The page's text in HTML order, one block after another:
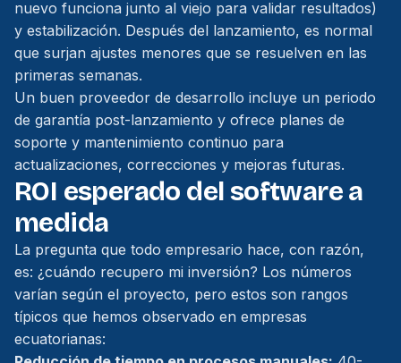
nuevo funciona junto al viejo para validar resultados)
y estabilización. Después del lanzamiento, es normal
que surjan ajustes menores que se resuelven en las
primeras semanas.
Un buen proveedor de desarrollo incluye un periodo
de garantía post-lanzamiento y ofrece planes de
soporte y mantenimiento continuo para
actualizaciones, correcciones y mejoras futuras.
ROI esperado del software a
medida
La pregunta que todo empresario hace, con razón,
es: ¿cuándo recupero mi inversión? Los números
varían según el proyecto, pero estos son rangos
típicos que hemos observado en empresas
ecuatorianas: